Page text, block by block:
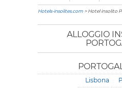
Hotels-insolites.com > Hotel insolito
ALLOGGIO
Lisbona